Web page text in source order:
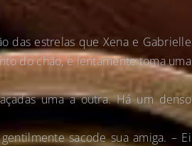
das estrelas que Xena e Gabrielle
do chão, e lentamente toma uma
uma a outra. Há um denso
sacode sua amiga. – Ei